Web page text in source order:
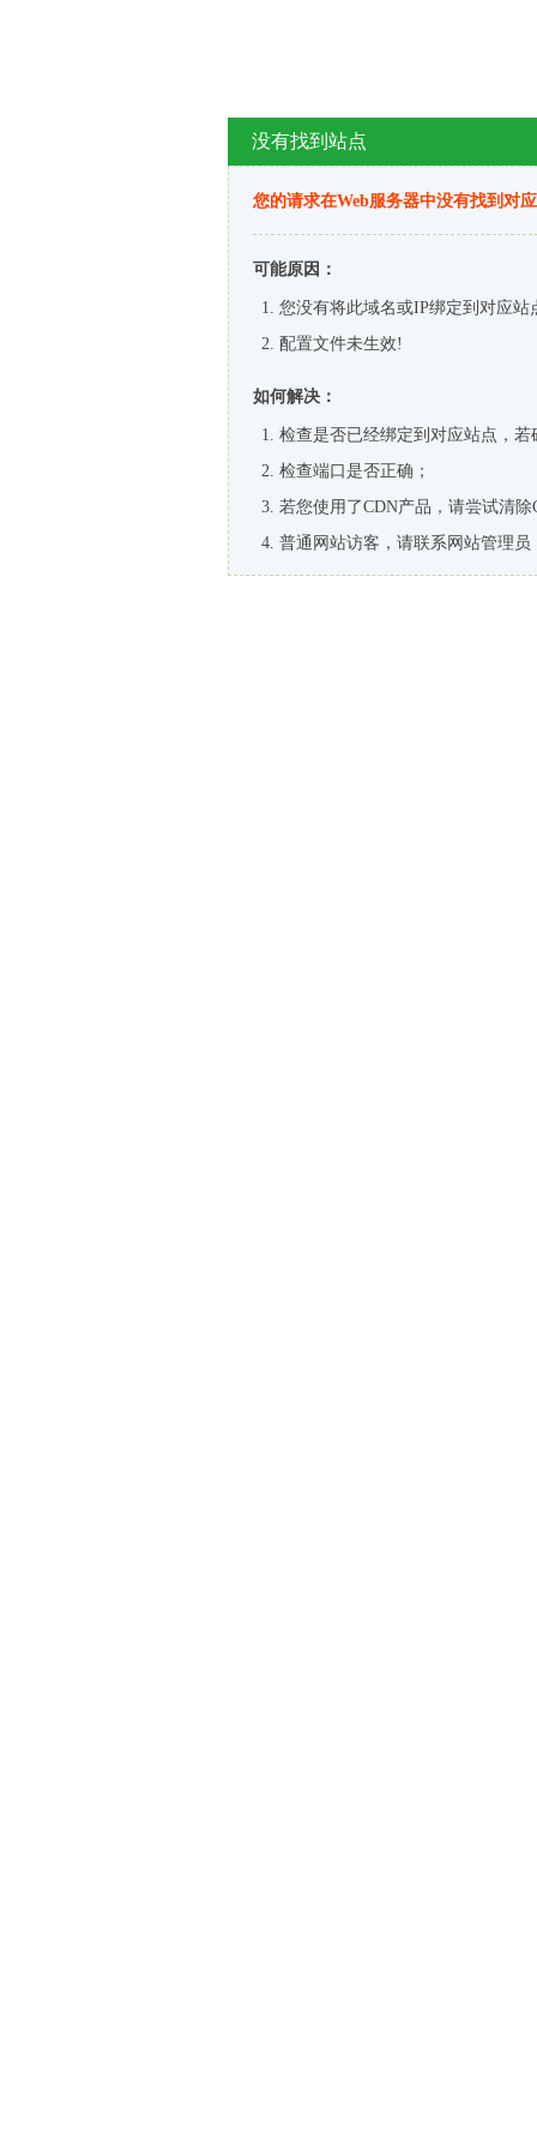
没有找到站点
您的请求在Web服务器中没有找到对
可能原因：
您没有将此域名或IP绑定到对应站
配置文件未生效!
如何解决：
检查是否已经绑定到对应站点，
检查端口是否正确；
若您使用了CDN产品，请尝试清除
普通网站访客，请联系网站管理员